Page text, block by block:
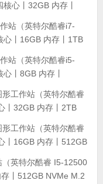
心丨32GB 内存丨
站（英特尔酷睿i7-
心丨16GB 内存丨1TB
站（英特尔酷睿i5-
丨8GB 内存丨
工作站（英特尔酷睿
丨32GB 内存丨2TB
工作站（英特尔酷睿
丨16GB 内存丨512GB
英特尔酷睿 I5-12500
丨512GB NVMe M.2